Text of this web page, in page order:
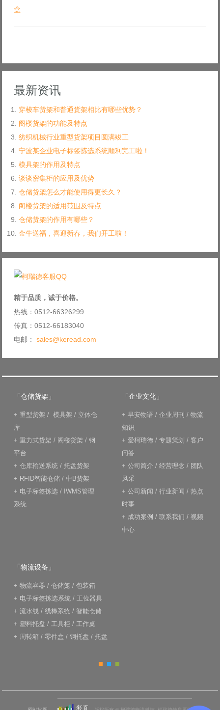
盒
最新资讯
穿梭车货架和普通货架相比有哪些优势？
阁楼货架的功能及特点
纺织机械行业重型货架项目圆满竣工
宁波某企业电子标签拣选系统顺利完工啦！
模具架的作用及特点
谈谈密集柜的应用及优势
仓储货架怎么才能使用得更长久？
阁楼货架的适用范围及特点
仓储货架的作用有哪些？
金牛送福，喜迎新春，我们开工啦！
精于品质，诚于价格。
热线：0512-66326299
传真：0512-66183040
电邮： sales@keread.com
「仓储货架」
+ 重型货架 / 模具架 / 立体仓
库
+ 重力式货架 / 阁楼货架 / 钢
平台
+ 仓库输送系统 / 托盘货架
+ RFID智能仓储 / 中B货架
+ 电子标签拣选 / IWMS管理
系统
「企业文化」
+ 早安物语 / 企业周刊 / 物流
知识
+ 爱柯瑞德 / 专题策划 / 客户
问答
+ 公司简介 / 经营理念 / 团队
风采
+ 公司新闻 / 行业新闻 / 热点
时事
+ 成功案例 / 联系我们 / 视频
中心
「物流设备」
+ 物流容器 / 仓储笼 / 包装箱
+ 电子标签拣选系统 / 工位器具
+ 流水线 / 线棒系统 / 智能仓储
+ 塑料托盘 / 工具柜 / 工作桌
+ 周转箱 / 零件盒 / 钢托盘 / 托盘